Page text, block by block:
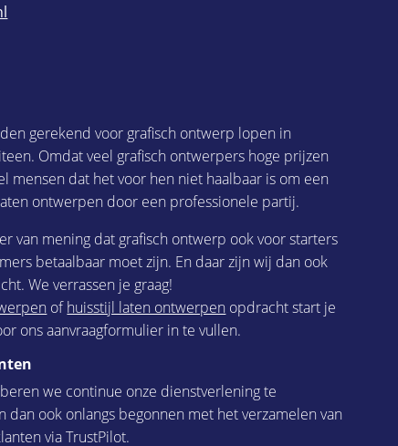
gerekend voor grafisch ontwerp lopen in
Omdat veel grafisch ontwerpers hoge prijzen
mensen dat het voor hen niet haalbaar is om een
ontwerpen door een professionele partij.
van mening dat grafisch ontwerp ook voor starters
betaalbaar moet zijn. En daar zijn wij dan ook
We verrassen je graag!
ofhuisstijl laten ontwerpen opdracht start je
ons aanvraagformulier in te vullen.
we continue onze dienstverlening te
dan ook onlangs begonnen met het verzamelen van
via TrustPilot.